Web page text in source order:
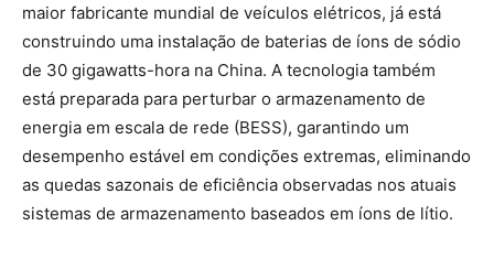
maior fabricante mundial de veículos elétricos, já está
construindo uma instalação de baterias de íons de sódio
de 30 gigawatts-hora na China. A tecnologia também
está preparada para perturbar o armazenamento de
energia em escala de rede (BESS), garantindo um
desempenho estável em condições extremas, eliminando
as quedas sazonais de eficiência observadas nos atuais
sistemas de armazenamento baseados em íons de lítio.